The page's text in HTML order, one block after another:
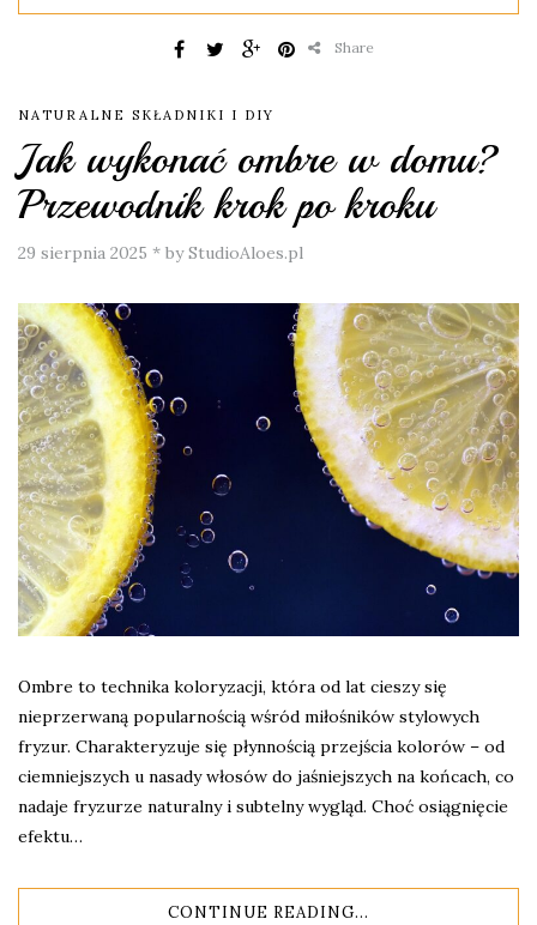
Share
NATURALNE SKŁADNIKI I DIY
Jak wykonać ombre w domu?
Przewodnik krok po kroku
29 sierpnia 2025 * by StudioAloes.pl
Ombre to technika koloryzacji, która od lat cieszy się
nieprzerwaną popularnością wśród miłośników stylowych
fryzur. Charakteryzuje się płynnością przejścia kolorów – od
ciemniejszych u nasady włosów do jaśniejszych na końcach, co
nadaje fryzurze naturalny i subtelny wygląd. Choć osiągnięcie
efektu…
CONTINUE READING...